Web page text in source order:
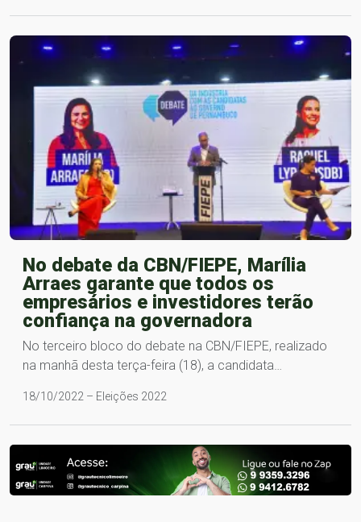
No debate da CBN/FIEPE, Marília
Arraes garante que todos os
empresários e investidores terão
confiança na governadora
No terceiro bloco do debate na CBN/FIEPE, realizado
na manhã desta terça-feira (18), a candidata…
18/10/2022 – Eleições 2022